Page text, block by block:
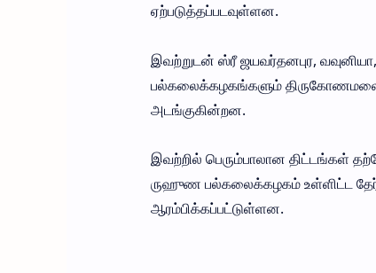
ஏற்படுத்தப்படவுள்ளன.
இவற்றுடன் ஸ்ரீ ஜயவர்தனபுர,
பல்கலைக்கழகங்களும் திருகோணமலை
அடங்குகின்றன.
இவற்றில் பெரும்பாலான திட்டங்கள்
ருஹுண பல்கலைக்கழகம் உள்ளிட்ட
ஆரம்பிக்கப்பட்டுள்ளன.